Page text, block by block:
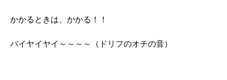
かかるときは、かかる！！
バイヤイヤイ～～～～（ドリフのオチの音）